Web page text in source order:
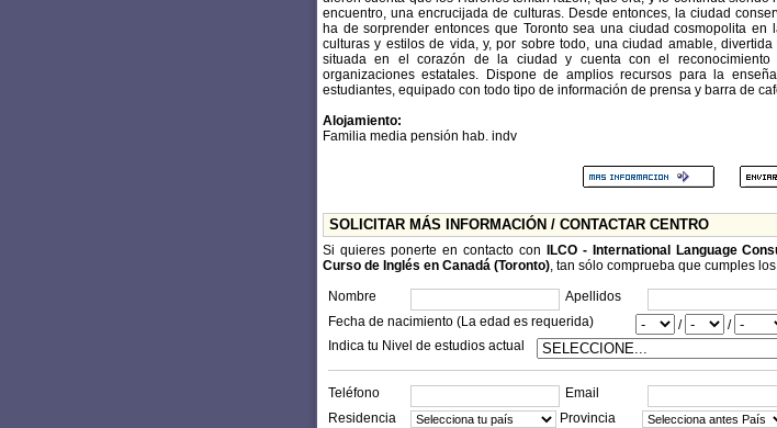
encuentro, una encrucijada de culturas. Desde entonces, la ciudad
ha de sorprender entonces que Toronto sea una ciudad cosmopolita en
culturas y estilos de vida, y, por sobre todo, una ciudad amable,
situada en el corazón de la ciudad y cuenta con el
organizaciones estatales. Dispone de amplios recursos para la
estudiantes, equipado con todo tipo de información de prensa y barra de
Alojamiento:
Familia media pensión hab. indv
SOLICITAR MÁS INFORMACIÓN / CONTACTAR CENTRO
Si quieres ponerte en contacto con ILCO - International Language
Curso de Inglés en Canadá (Toronto), tan sólo comprueba que cumples
Nombre
Apellidos
Fecha de nacimiento (La edad es requerida)
/
/
Indica tu Nivel de estudios actual
Teléfono
Email
Residencia
Provincia